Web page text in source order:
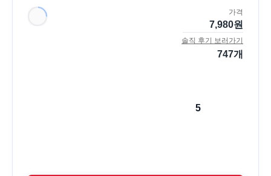
가격
7,980원
솔직 후기 보러가기
747개
5